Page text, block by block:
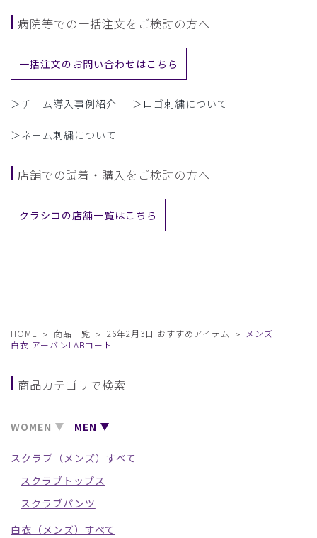
病院等での一括注文をご検討の方へ
一括注文のお問い合わせはこちら
＞チーム導入事例紹介 ＞ロゴ刺繍について
＞ネーム刺繍について
店舗での試着・購入をご検討の方へ
クラシコの店舗一覧はこちら
HOME 商品一覧 26年2月3日 おすすめアイテム
メンズ
白衣:アーバンLABコート
商品カテゴリで検索
WOMEN MEN
スクラブ（メンズ）すべて
スクラブトップス
スクラブパンツ
白衣（メンズ）すべて